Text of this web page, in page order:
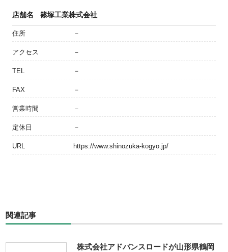
店舗名 篠塚工業株式会社
住所 －
アクセス －
TEL －
FAX －
営業時間 －
定休日 －
URL https://www.shinozuka-kogyo.jp/
関連記事
株式会社アドバンスロードが山形県鶴岡